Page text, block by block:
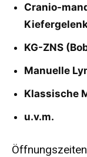
Cranio-
KG-ZNS
Manuelle
Klassische
u.v.m.